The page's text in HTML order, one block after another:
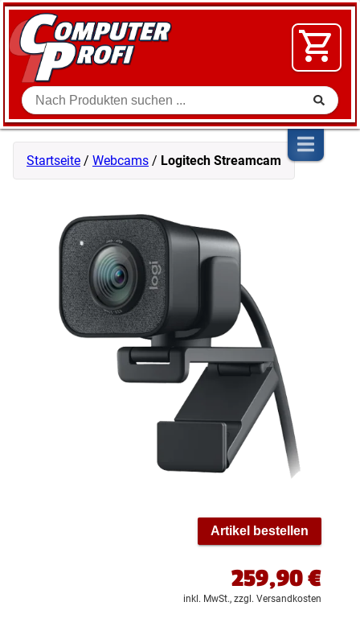
Zum Inhalt springen
Suche
SOFTWARE
VIDEO
SHOP
Startseite / Webcams / Logitech Streamcam
Artikel bestellen
259,90€
inkl. MwSt., zzgl. Versandkosten